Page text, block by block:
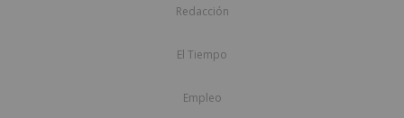
Redacción
El Tiempo
Empleo